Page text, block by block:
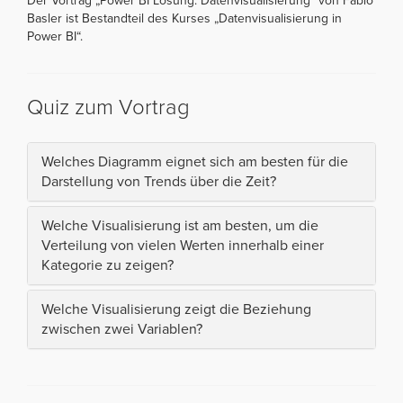
Basler ist Bestandteil des Kurses „Datenvisualisierung in
Power BI“.
Quiz zum Vortrag
Welches Diagramm eignet sich am besten für die
Darstellung von Trends über die Zeit?
Welche Visualisierung ist am besten, um die
Verteilung von vielen Werten innerhalb einer
Kategorie zu zeigen?
Welche Visualisierung zeigt die Beziehung
zwischen zwei Variablen?